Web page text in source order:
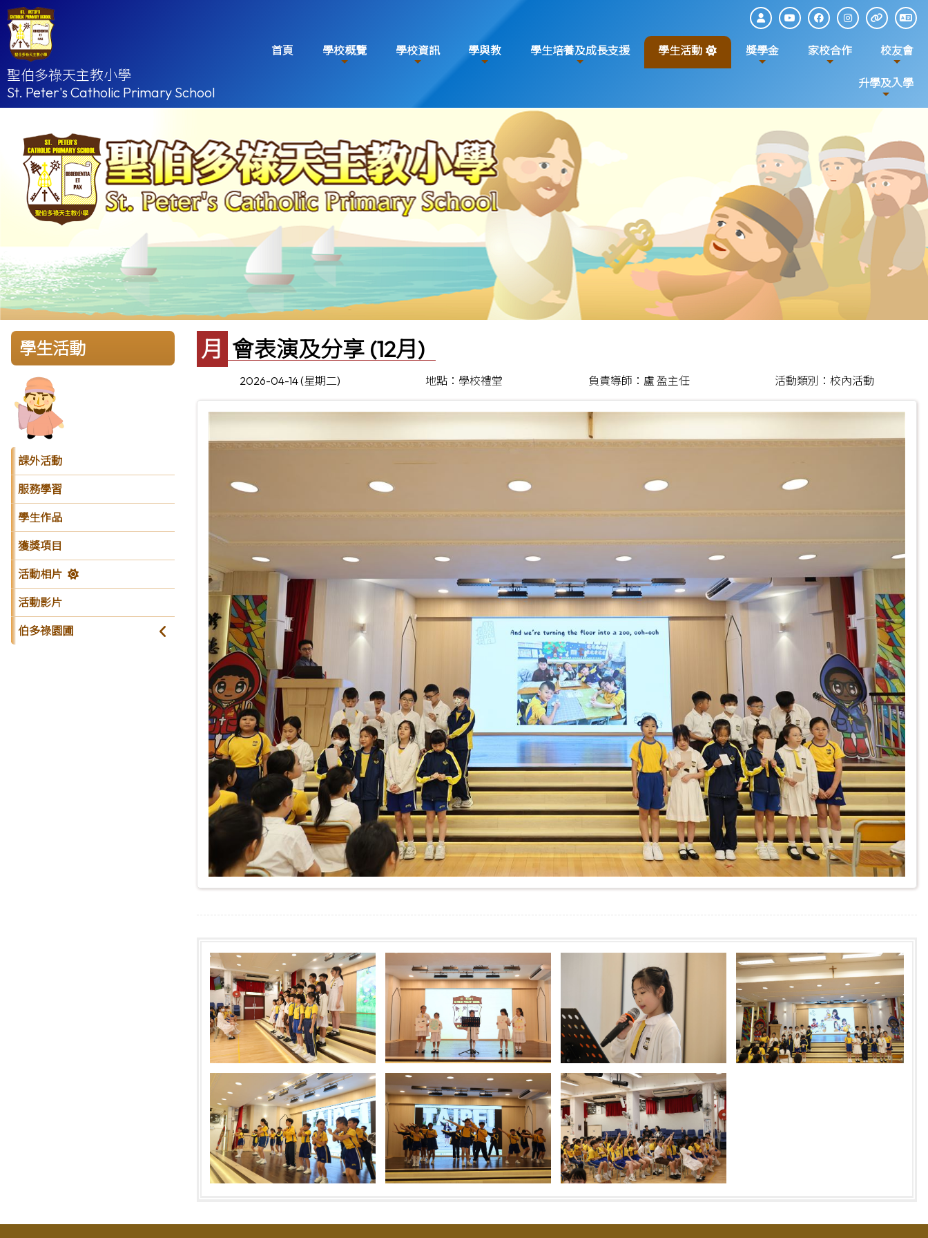
聖伯多祿天主教小學
St. Peter's Catholic Primary School
首頁 學校概覽 學校資訊 學與教 學生培養及成長支援 學生活動 獎學金 家校合作 校友會
升學及入學
學生活動
課外活動
服務學習
學生作品
獲獎項目
活動相片
活動影片
伯多祿園圃
月會表演及分享 (12月)
2026-04-14 (星期二) 地點：學校禮堂 負責導師：盧 盈主任 活動類別：校內活動